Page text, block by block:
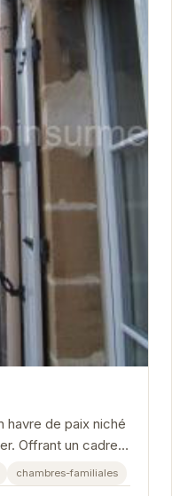
havre de paix niché
Offrant un cadre
vous...
chambres-familiales